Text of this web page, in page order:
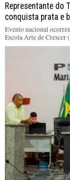
Representante do
conquista prata e
Evento nacional
Escola Arte de